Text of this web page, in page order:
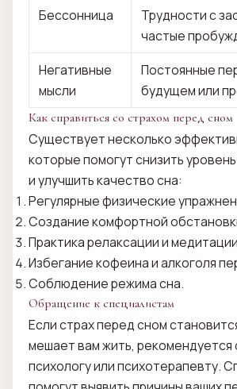
Бессонница
Трудности с
частые
Негативные
мысли
Постоянные
будущем или
Как справиться со страхом перед сном
Существует несколько
которые помогут снизить
и улучшить качество сна:
Регулярные физические
Создание комфортной
Практика релаксации и
Избегание кофеина и алкоголя
Соблюдение режима сна.
Обращение к специалистам
Если страх перед сном
мешает вам жить, рекомендуется
психологу или психотерапевту.